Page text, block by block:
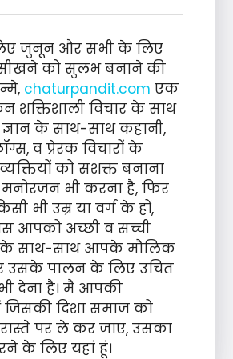
जुनून और सभी के लिए
को सुलभ बनाने की
chaturpandit.com एक
शक्तिशाली विचार के साथ
के साथ-साथ कहानी,
व प्रेरक विचारों के
को सशक्त बनाना
भी करना है, फिर
भी उम्र या वर्ग के हों,
आपको अच्छी व सच्ची
के साथ-साथ आपके मौलिक
उसके पालन के लिए उचित
भी देना है। मैं आपकी
दिशा समाज को
पर ले कर जाए, उसका
के लिए यहां हूं।